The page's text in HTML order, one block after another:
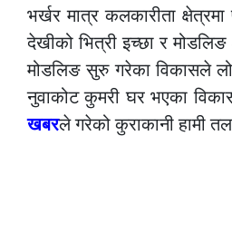
भर्खर मात्र कलकारीता
देखीको भित्री इच्छा र
मोडलिङ सुरु गरेका विकासले
नुवाकोट कुमरी घर भएका
खबरले गरेको कुराकानी हामी